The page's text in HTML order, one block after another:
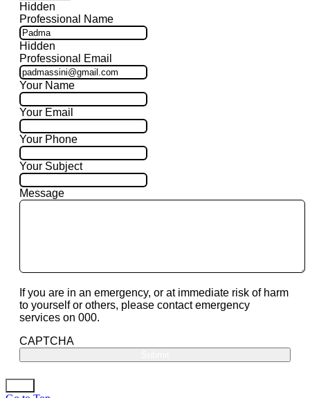
Hidden
Professional Name
Hidden
Professional Email
Your Name
Your Email
Your Phone
Your Subject
Message
If you are in an emergency, or at immediate risk of harm
to yourself or others, please contact emergency
services on 000.
CAPTCHA